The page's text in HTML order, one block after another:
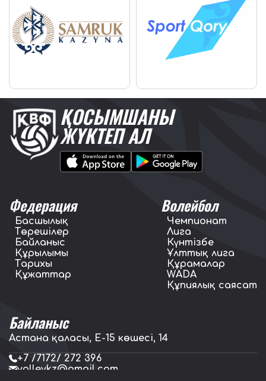
ҚОСЫМШАНЫ
ЖҮКТЕП АЛ
Федерация
Басшылық
Төрешілер
Байланыс
Құрылымы
Тарихы
Құжаттар
Волейбол
Чемпионат
Лига
Күнтізбе
Ұлттық лига
Құрамалар
WADA
Құпиялық саясат
Байланыс
Астана қаласы, E-15 көшесі, 14
+7 /7172/ 272 396
volleykz@gmail.com